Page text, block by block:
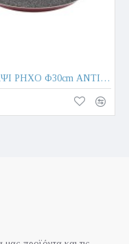
PIZZA ΤΑΨΙ ΡΗΧΟ Φ30cm ΑΝΤΙΚΟΛΛΗΤΙΚΟ - Max.Home®